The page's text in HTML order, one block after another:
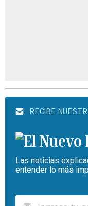
RECIBE
Las noticias
entender lo más